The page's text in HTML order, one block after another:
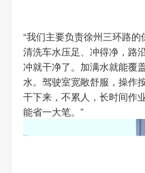
“我们主要负责徐州三环路
清洗车水压足、冲得净，路
冲就干净了。加满水就能覆
水。驾驶室宽敞舒服，操作
干下来，不累人，长时间作
能省一大笔。”